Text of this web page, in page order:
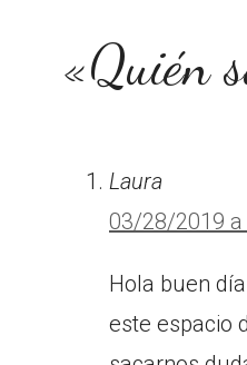
«Quién
Laura
03/28/2019 a
Hola buen
este espacio